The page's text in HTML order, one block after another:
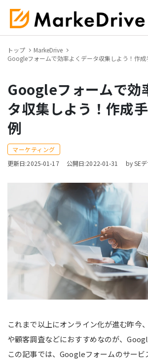
トップ
MarkeDrive
Googleフォームで効率よくデータ収集しよう！作成
Googleフォームで効
タ収集しよう！作成
例
マーケティング
更新日:2025-01-17
公開日:2022-01-31 by SE
これまで以上にオンライン化が進む昨今
や顧客調査などにおすすめなのが、
この記事では、Googleフォームのサー